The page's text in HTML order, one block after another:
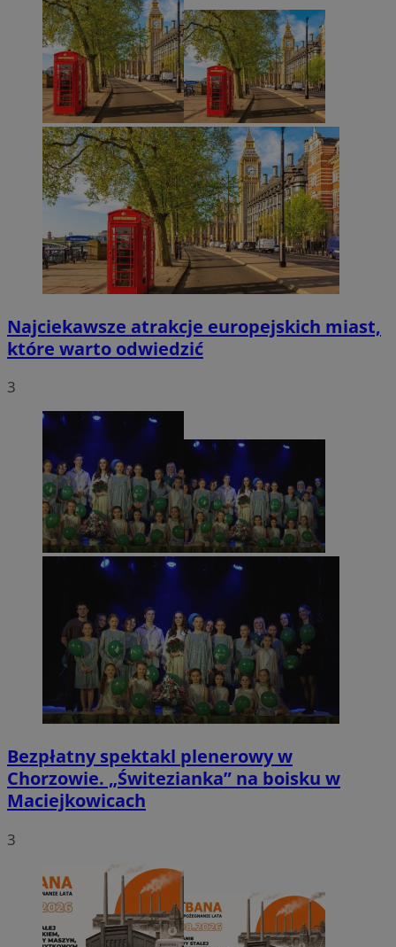
Najciekawsze atrakcje europejskich miast,
które warto odwiedzić
3
Bezpłatny spektakl plenerowy w
Chorzowie. „Świtezianka” na boisku w
Maciejkowicach
3